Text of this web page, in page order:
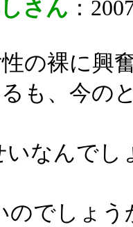
さん ：
の裸に興
も、今の
いなんでし
のでしょう